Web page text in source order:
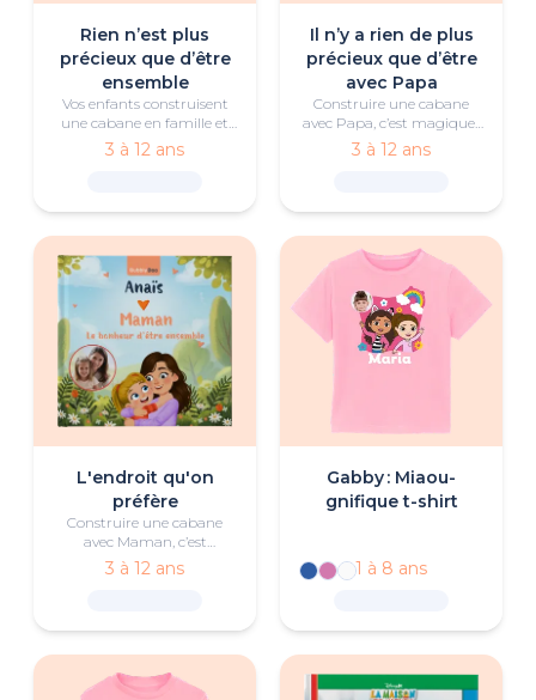
Rien n’est plus
précieux que d’être
ensemble
Vos enfants construisent
une cabane en famille et
découvrent, en jouant
ensemble, que les meilleurs
3 à 12 ans
Il n’y a rien de plus
précieux que d’être
avec Papa
Construire une cabane
avec Papa, c’est magique :
en jouant ensemble, les
enfants comprennent que
amour.
3 à 12 ans
L'endroit qu'on
préfère
Construire une cabane
avec Maman, c’est
magique : en jouant
ensemble, les enfants
qu’on crée avec amour.
3 à 12 ans
Gabby : Miaou-
gnifique t-shirt
1 à 8 ans